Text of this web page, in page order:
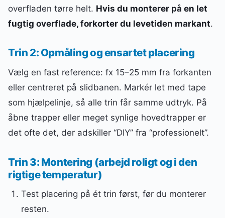
overfladen tørre helt. Hvis du monterer på en let
fugtig overflade, forkorter du levetiden markant.
Trin 2: Opmåling og ensartet placering
Vælg en fast reference: fx 15–25 mm fra forkanten
eller centreret på slidbanen. Markér let med tape
som hjælpelinje, så alle trin får samme udtryk. På
åbne trapper eller meget synlige hovedtrapper er
det ofte det, der adskiller “DIY” fra “professionelt”.
Trin 3: Montering (arbejd roligt og i den
rigtige temperatur)
Test placering på ét trin først, før du monterer
resten.